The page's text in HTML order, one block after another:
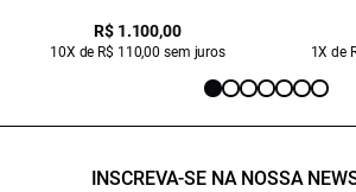
R$ 1.100,00
10X de R$ 110,00 sem juros 1X de
INSCREVA-SE NA NOSSA